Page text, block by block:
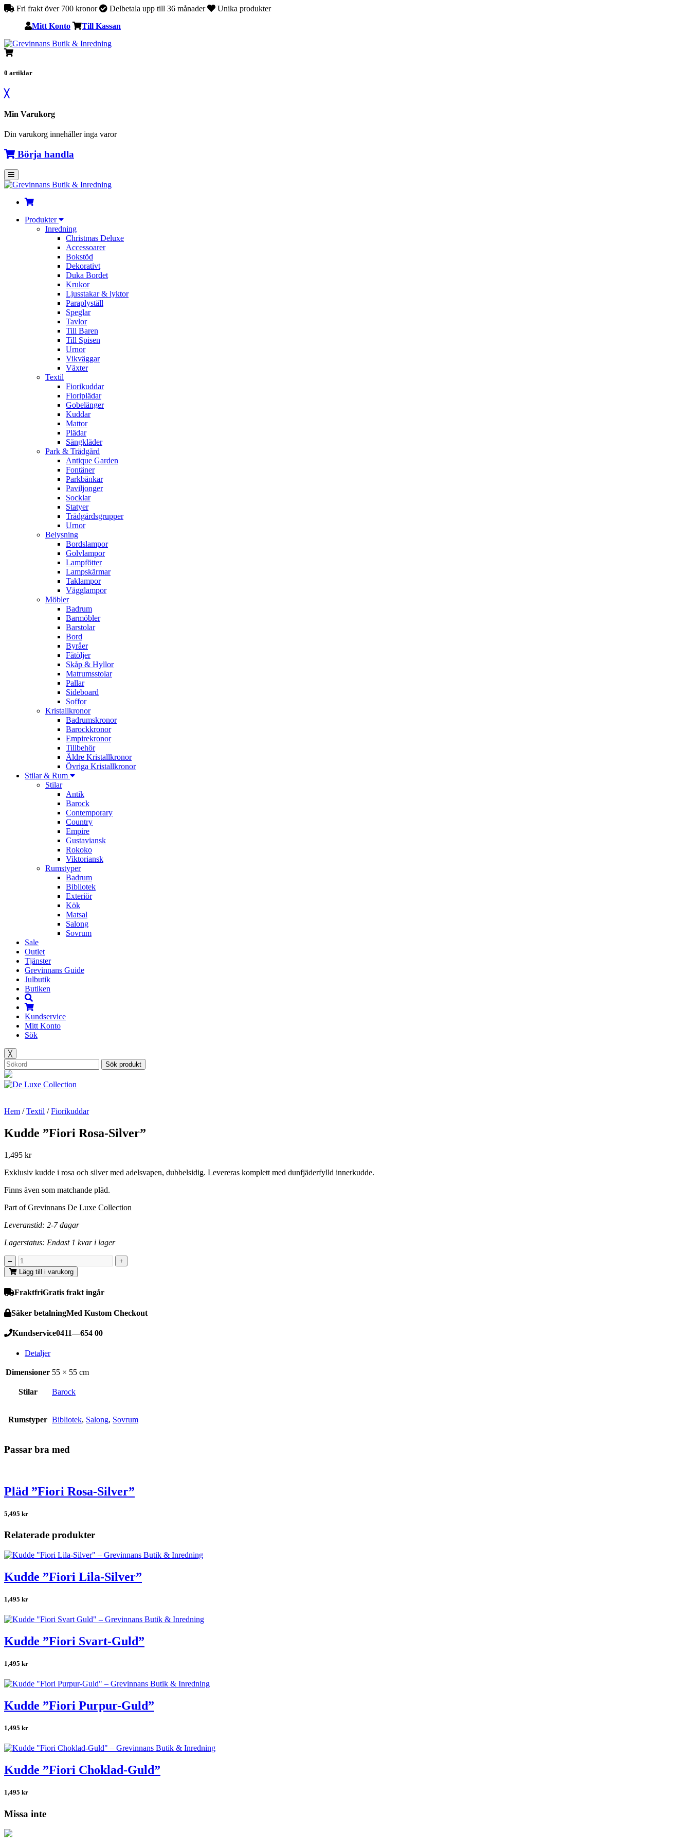
Fri frakt över 700 kronor Delbetala upp till 36 månader Unika produkter
Mitt Konto Till Kassan
0 artiklar
╳
Min Varukorg
Din varukorg innehåller inga varor
Börja handla
Produkter
Inredning
Christmas Deluxe
Accessoarer
Bokstöd
Dekorativt
Duka Bordet
Krukor
Ljusstakar & lyktor
Paraplyställ
Speglar
Tavlor
Till Baren
Till Spisen
Urnor
Vikväggar
Växter
Textil
Fiorikuddar
Fioriplädar
Gobelänger
Kuddar
Mattor
Plädar
Sängkläder
Park & Trädgård
Antique Garden
Fontäner
Parkbänkar
Paviljonger
Socklar
Statyer
Trädgårdsgrupper
Urnor
Belysning
Bordslampor
Golvlampor
Lampfötter
Lampskärmar
Taklampor
Vägglampor
Möbler
Badrum
Barmöbler
Barstolar
Bord
Byråer
Fåtöljer
Skåp & Hyllor
Matrumsstolar
Pallar
Sideboard
Soffor
Kristallkronor
Badrumskronor
Barockkronor
Empirekronor
Tillbehör
Äldre Kristallkronor
Övriga Kristallkronor
Stilar & Rum
Stilar
Antik
Barock
Contemporary
Country
Empire
Gustaviansk
Rokoko
Viktoriansk
Rumstyper
Badrum
Bibliotek
Exteriör
Kök
Matsal
Salong
Sovrum
Sale
Outlet
Tjänster
Grevinnans Guide
Julbutik
Butiken
Kundservice
Mitt Konto
Sök
╳
Sök produkt
Hem /Textil /Fiorikuddar
Kudde ”Fiori Rosa-Silver”
1,495 kr
Exklusiv kudde i rosa och silver med adelsvapen, dubbelsidig. Levereras komplett med dunfjäderfylld innerkudde.
Finns även som matchande pläd.
Part of Grevinnans De Luxe Collection
Leveranstid: 2-7 dagar
Lagerstatus: Endast 1 kvar i lager
Lägg till i varukorg
FraktfriGratis frakt ingår
Säker betalningMed Kustom Checkout
Kundservice0411—654 00
Detaljer
Dimensioner 55 × 55 cm
Stilar Barock
Rumstyper Bibliotek, Salong, Sovrum
Passar bra med
Pläd ”Fiori Rosa-Silver”
5,495 kr
Relaterade produkter
Kudde ”Fiori Lila-Silver”
1,495 kr
Kudde ”Fiori Svart-Guld”
1,495 kr
Kudde ”Fiori Purpur-Guld”
1,495 kr
Kudde ”Fiori Choklad-Guld”
1,495 kr
Missa inte